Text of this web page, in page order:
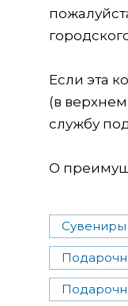
Если эта
(в
службу
О